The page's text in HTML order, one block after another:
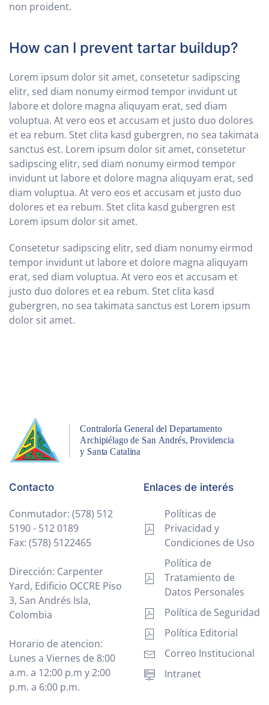
non proident.
How can I prevent tartar buildup?
Lorem ipsum dolor sit amet, consetetur sadipscing
elitr, sed diam nonumy eirmod tempor invidunt ut
labore et dolore magna aliquyam erat, sed diam
voluptua. At vero eos et accusam et justo duo dolores
et ea rebum. Stet clita kasd gubergren, no sea takimata
sanctus est. Lorem ipsum dolor sit amet, consetetur
sadipscing elitr, sed diam nonumy eirmod tempor
invidunt ut labore et dolore magna aliquyam erat, sed
diam voluptua. At vero eos et accusam et justo duo
dolores et ea rebum. Stet clita kasd gubergren est
Lorem ipsum dolor sit amet.
Consetetur sadipscing elitr, sed diam nonumy eirmod
tempor invidunt ut labore et dolore magna aliquyam
erat, sed diam voluptua. At vero eos et accusam et
justo duo dolores et ea rebum. Stet clita kasd
gubergren, no sea takimata sanctus est Lorem ipsum
dolor sit amet.
Contacto
Conmutador: (578) 512
5190 - 512 0189
Fax: (578) 5122465
Dirección: Carpenter
Yard, Edificio OCCRE Piso
3, San Andrés Isla,
Colombia
Horario de atencion:
Lunes a Viernes de 8:00
a.m. a 12:00 p.m y 2:00
p.m. a 6:00 p.m.
Enlaces de interés
Políticas de
Privacidad y
Condiciones de Uso
Política de
Tratamiento de
Datos Personales
Política de Seguridad
Política Editorial
Correo Institucional
Intranet